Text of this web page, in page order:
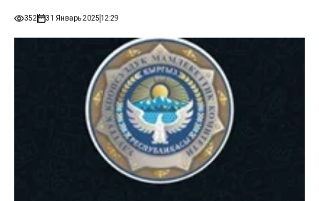
352 31 Январь 2025 12:29